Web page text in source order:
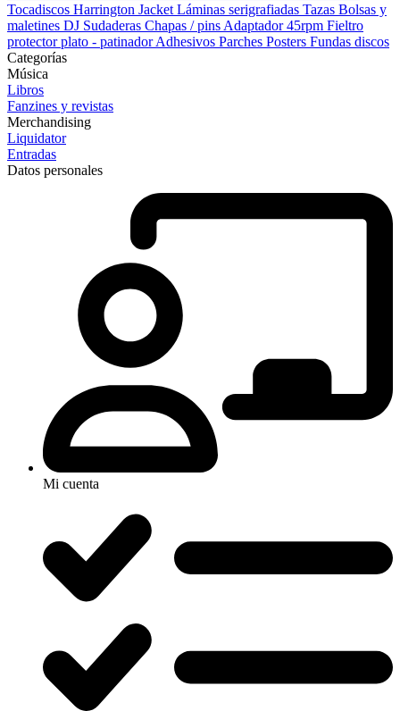
Tocadiscos Harrington Jacket Láminas serigrafiadas Tazas Bolsas y
maletines DJ Sudaderas Chapas / pins Adaptador 45rpm Fieltro
protector plato - patinadorAdhesivos Parches Posters Fundas discos
Categorías
Música
Libros
Fanzines y revistas
Merchandising
Liquidator
Entradas
Datos personales
Mi cuenta